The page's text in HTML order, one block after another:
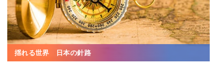
揺れる世界 日本の針路